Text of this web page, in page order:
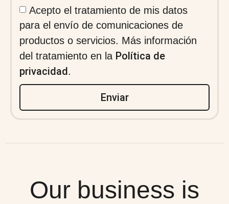
Acepto el tratamiento de mis datos
para el envío de comunicaciones de
productos o servicios. Más información
del tratamiento en la Política de
privacidad.
Enviar
Our business is